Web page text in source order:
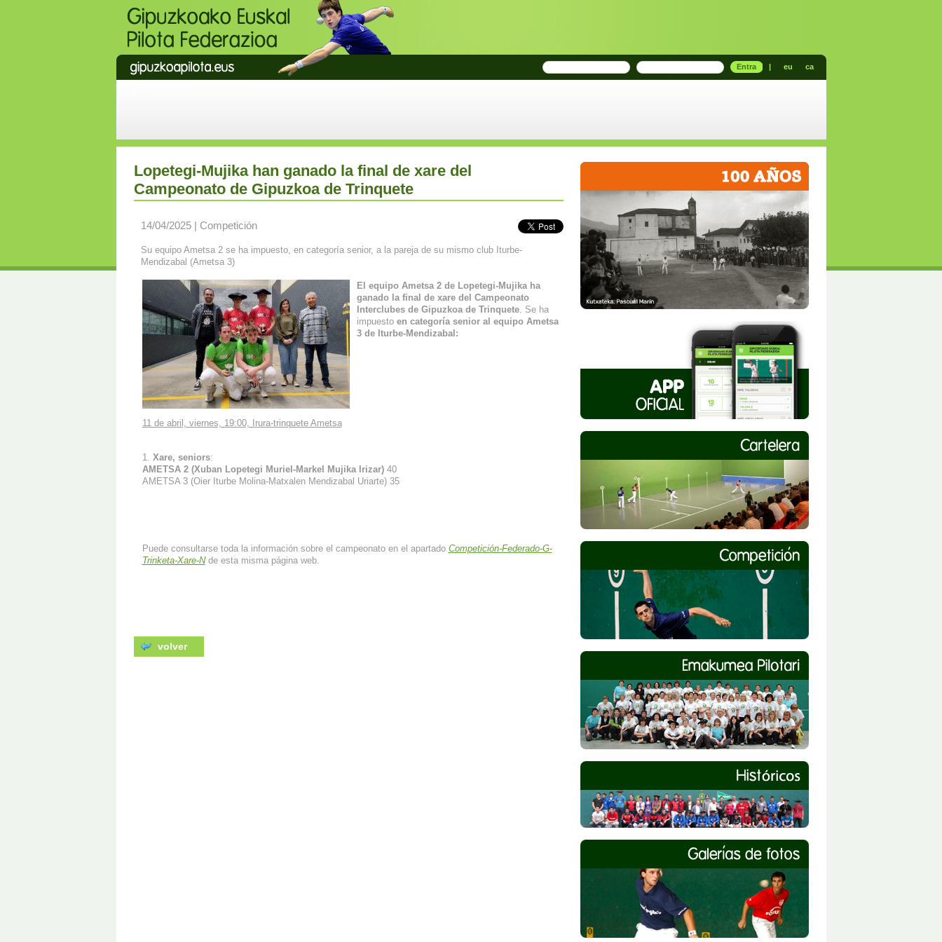
Entra | eu ca
Lopetegi-Mujika han ganado la final de xare del
Campeonato de Gipuzkoa de Trinquete
14/04/2025 | Competición
Su equipo Ametsa 2 se ha impuesto, en categoría senior, a la pareja de su mismo club Iturbe-
Mendizabal (Ametsa 3)
El equipo Ametsa 2 de Lopetegi-Mujika ha
ganado la final de xare del Campeonato
Interclubes de Gipuzkoa de Trinquete. Se ha
impuesto en categoría senior al equipo Ametsa
3 de Iturbe-Mendizabal:
11 de abril, viernes, 19:00, Irura-trinquete Ametsa
1. Xare, seniors:
AMETSA 2 (Xuban Lopetegi Muriel-Markel Mujika Irizar)40
AMETSA 3 (Oier Iturbe Molina-Matxalen Mendizabal Uriarte) 35
Puede consultarse toda la información sobre el campeonato en el apartado Competición-Federado-G-
Trinketa-Xare-Nde esta misma página web.
volver